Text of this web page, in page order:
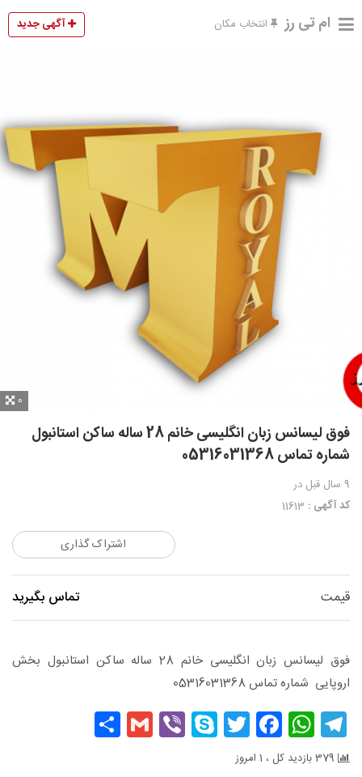
ام تی رز انتخاب مکان آگهی جدید
0
فوق لیسانس زبان انگلیسی خانم 28 ساله ساکن استانبول
شماره تماس 05316031368
9 سال قبل
در
کد آگهی :
اشتراک گذاری
قیمت تماس بگیرید
فوق لیسانس زبان انگلیسی خانم 28 ساله ساکن استانبول بخش
اروپایی شماره تماس 05316031368
Telegram
WhatsApp
Facebook
Twitter
Skype
Viber
Gmail